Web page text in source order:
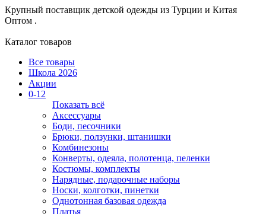
Крупный поставщик детской одежды из Турции и Китая
Оптом .
Каталог товаров
Все товары
Школа 2026
Акции
0-12
Показать всё
Аксессуары
Боди, песочники
Брюки, ползунки, штанишки
Комбинезоны
Конверты, одеяла, полотенца, пеленки
Костюмы, комплекты
Нарядные, подарочные наборы
Носки, колготки, пинетки
Однотонная базовая одежда
Платья